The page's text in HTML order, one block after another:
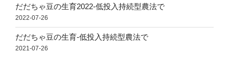
だだちゃ豆の生育2022-低投入持続型農法で
2022-07-26
だだちゃ豆の生育-低投入持続型農法で
2021-07-26